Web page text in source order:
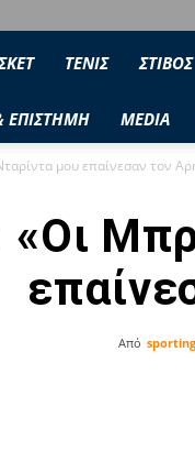
ΤΕΝΙΣ ΣΤΙΒΟΣ
ΕΠΙΣΤΗΜΗ MEDIA
μου επαίνεσαν τον
«Οι
Από